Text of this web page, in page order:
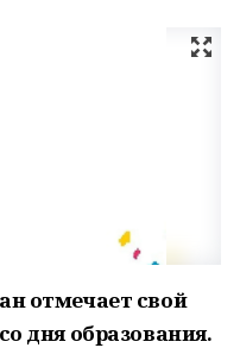
отмечает свой
дня образования.